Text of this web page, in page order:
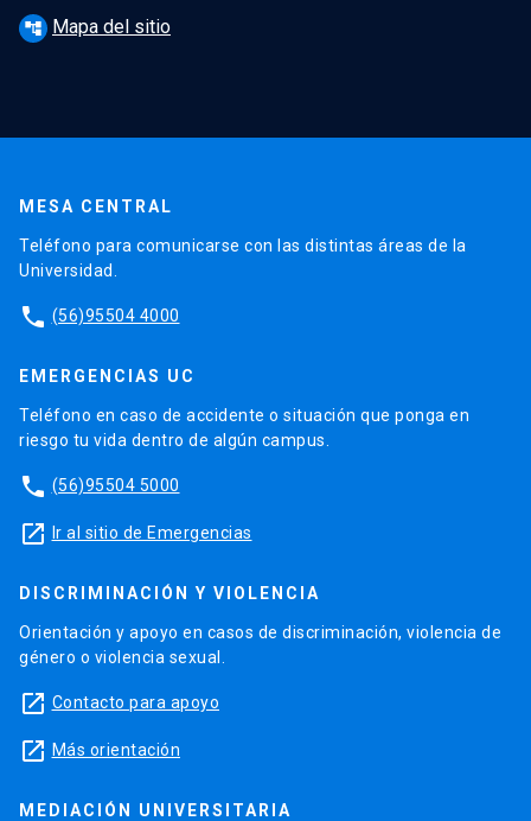
account_tree Mapa del sitio
MESA CENTRAL
Teléfono para comunicarse con las distintas áreas de la
Universidad.
phone (56)95504 4000
EMERGENCIAS UC
Teléfono en caso de accidente o situación que ponga en
riesgo tu vida dentro de algún campus.
phone (56)95504 5000
launch Ir al sitio de Emergencias
DISCRIMINACIÓN Y VIOLENCIA
Orientación y apoyo en casos de discriminación, violencia de
género o violencia sexual.
launch Contacto para apoyo
launch Más orientación
MEDIACIÓN UNIVERSITARIA